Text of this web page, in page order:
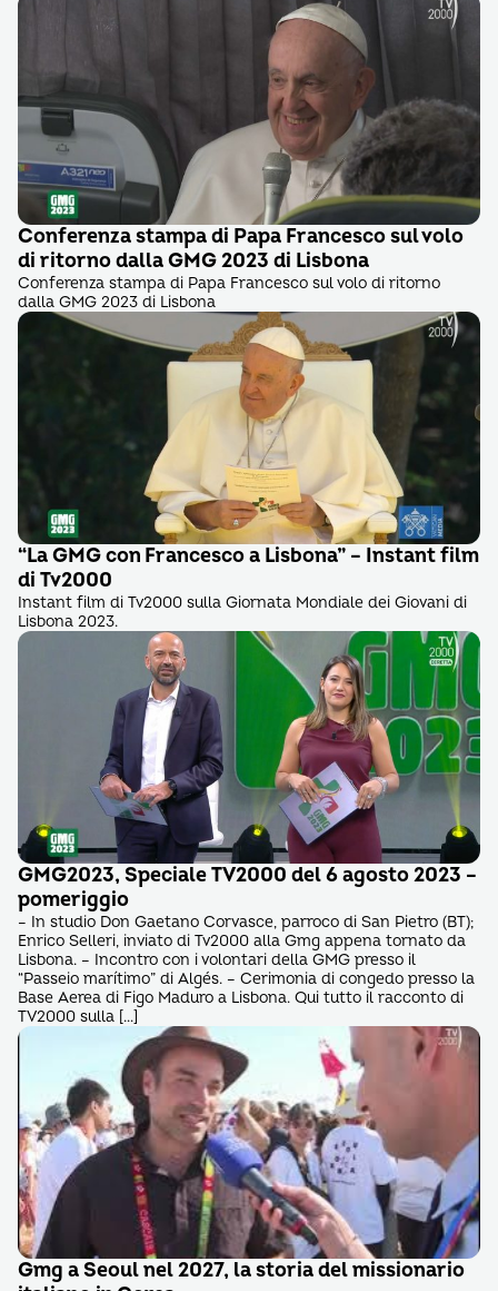
Conferenza stampa di Papa Francesco sul volo
di ritorno dalla GMG 2023 di Lisbona
Conferenza stampa di Papa Francesco sul volo di ritorno
dalla GMG 2023 di Lisbona
“La GMG con Francesco a Lisbona” – Instant film
di Tv2000
Instant film di Tv2000 sulla Giornata Mondiale dei Giovani di
Lisbona 2023.
GMG2023, Speciale TV2000 del 6 agosto 2023 –
pomeriggio
– In studio Don Gaetano Corvasce, parroco di San Pietro (BT);
Enrico Selleri, inviato di Tv2000 alla Gmg appena tornato da
Lisbona. – Incontro con i volontari della GMG presso il
“Passeio marítimo” di Algés. – Cerimonia di congedo presso la
Base Aerea di Figo Maduro a Lisbona. Qui tutto il racconto di
TV2000 sulla […]
Gmg a Seoul nel 2027, la storia del missionario